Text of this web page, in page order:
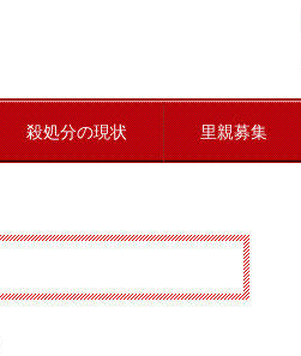
殺処分の現状 里親募集